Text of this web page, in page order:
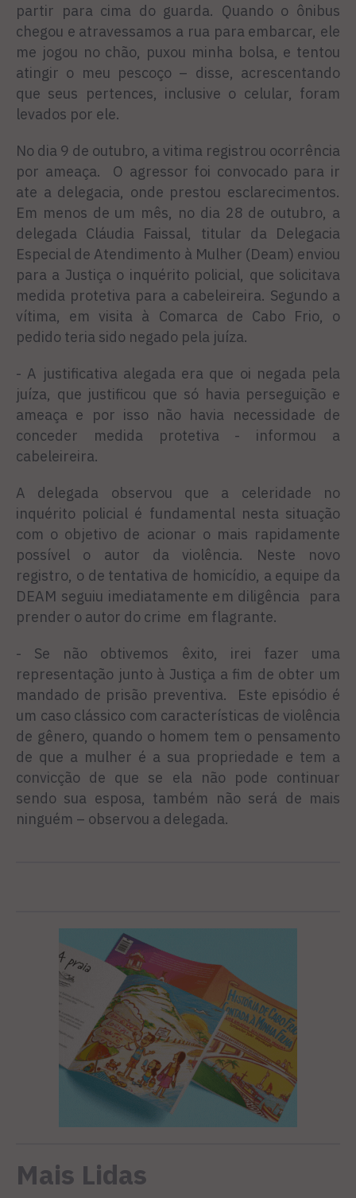
partir para cima do guarda. Quando o ônibus
chegou e atravessamos a rua para embarcar, ele
me jogou no chão, puxou minha bolsa, e tentou
atingir o meu pescoço – disse, acrescentando
que seus pertences, inclusive o celular, foram
levados por ele.
No dia 9 de outubro, a vitima registrou ocorrência
por ameaça. O agressor foi convocado para ir
ate a delegacia, onde prestou esclarecimentos.
Em menos de um mês, no dia 28 de outubro, a
delegada Cláudia Faissal, titular da Delegacia
Especial de Atendimento à Mulher (Deam) enviou
para a Justiça o inquérito policial, que solicitava
medida protetiva para a cabeleireira. Segundo a
vítima, em visita à Comarca de Cabo Frio, o
pedido teria sido negado pela juíza.
- A justificativa alegada era que oi negada pela
juíza, que justificou que só havia perseguição e
ameaça e por isso não havia necessidade de
conceder medida protetiva - informou a
cabeleireira.
A delegada observou que a celeridade no
inquérito policial é fundamental nesta situação
com o objetivo de acionar o mais rapidamente
possível o autor da violência. Neste novo
registro, o de tentativa de homicídio, a equipe da
DEAM seguiu imediatamente em diligência para
prender o autor do crime em flagrante.
- Se não obtivemos êxito, irei fazer uma
representação junto à Justiça a fim de obter um
mandado de prisão preventiva. Este episódio é
um caso clássico com características de violência
de gênero, quando o homem tem o pensamento
de que a mulher é a sua propriedade e tem a
convicção de que se ela não pode continuar
sendo sua esposa, também não será de mais
ninguém – observou a delegada.
Mais Lidas